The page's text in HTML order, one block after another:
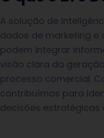
A solução de
dados de marketing e
podem integrar
visão clara da
processo comercial.
contribuímos para
decisões